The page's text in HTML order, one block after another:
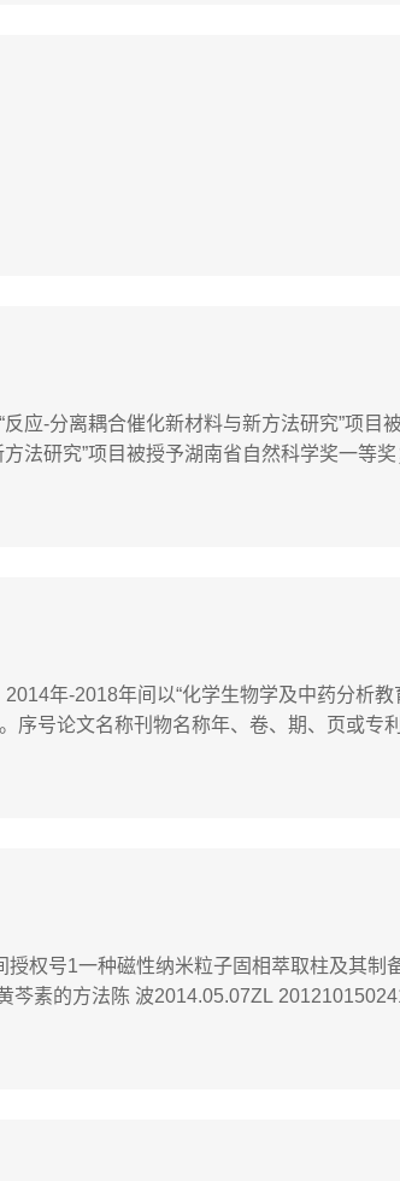
应-分离耦合催化新材料与新方法研究”项目
法研究”项目被授予湖南省自然科学奖一等
年-2018年间以“化学生物学及中药分析教
序号论文名称刊物名称年、卷、期、页或专
权号1一种磁性纳米粒子固相萃取柱及其制
素的方法陈 波2014.05.07ZL